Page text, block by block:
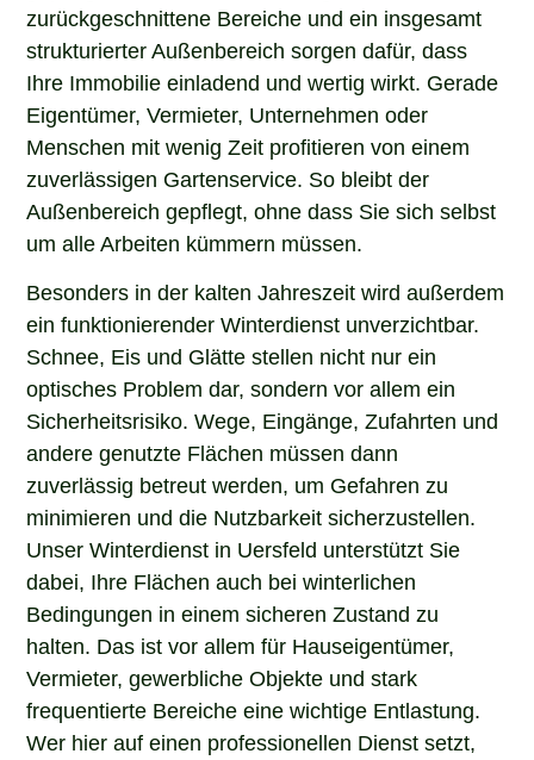
zurückgeschnittene Bereiche und ein insgesamt
strukturierter Außenbereich sorgen dafür, dass
Ihre Immobilie einladend und wertig wirkt. Gerade
Eigentümer, Vermieter, Unternehmen oder
Menschen mit wenig Zeit profitieren von einem
zuverlässigen Gartenservice. So bleibt der
Außenbereich gepflegt, ohne dass Sie sich selbst
um alle Arbeiten kümmern müssen.
Besonders in der kalten Jahreszeit wird außerdem
ein funktionierender Winterdienst unverzichtbar.
Schnee, Eis und Glätte stellen nicht nur ein
optisches Problem dar, sondern vor allem ein
Sicherheitsrisiko. Wege, Eingänge, Zufahrten und
andere genutzte Flächen müssen dann
zuverlässig betreut werden, um Gefahren zu
minimieren und die Nutzbarkeit sicherzustellen.
Unser Winterdienst in Uersfeld unterstützt Sie
dabei, Ihre Flächen auch bei winterlichen
Bedingungen in einem sicheren Zustand zu
halten. Das ist vor allem für Hauseigentümer,
Vermieter, gewerbliche Objekte und stark
frequentierte Bereiche eine wichtige Entlastung.
Wer hier auf einen professionellen Dienst setzt,